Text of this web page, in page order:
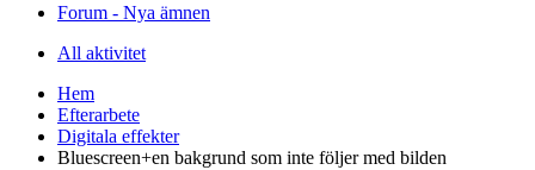
Forum - Nya ämnen
All aktivitet
Hem
Efterarbete
Digitala effekter
Bluescreen+en bakgrund som inte följer med bilden